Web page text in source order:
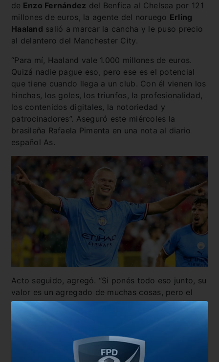
de Enzo Fernández del Benfica al Chelsea por 121
millones de euros, la agente del noruego Erling
Haaland salió a marcar la cancha y le puso precio
al delantero del Manchester City.
“Para mí, Haaland vale 1.000 millones de euros.
Quizá nadie pague eso, pero ese es el potencial
que tiene cuando llega a un club. Con él vienen los
hinchas, los goles, los triunfos, la profesionalidad,
los contenidos digitales, la notoriedad y
patrocinadores”. Aseguró este miércoles la
brasileña Rafaela Pimenta en una nota al diario
español As.
Acto seguido, agregó. “Si ponés todo eso junto, su
valor es un agregado de muchas cosas, pero el
precio de un futbolista en realidad lo pone un club.
aporta Erling cuando llega a un equipo es
inmenso, al menos mil millones de euros”. Hasta el